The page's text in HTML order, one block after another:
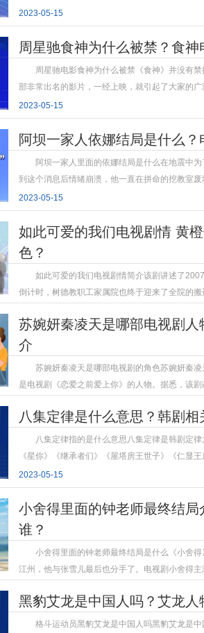
2023-05-15
周星驰食神为什么被禁？食
周星驰电影食神为什么被禁《食神》并没有
部非常出名的影片，一经上映，就引起了大家的广
2023-05-15
阿坝一家人依娜结局是什么
阿坝一家人里面的依娜结局是什么在地震中
到这个消息后情绪崩溃，他一直在拼命的挖教室废
2023-05-15
如此可爱的我们电视剧情 黄
色？
如此可爱的我们电视剧情简介该剧讲述了
倒计时，树德教职工家属院也终于迎来了全院的搬
苏婉妍秦凌天是哪部电视剧
介
苏婉妍秦凌天是哪部电视剧的角色苏婉妍秦
是电视剧《恋爱之前爱上你》的人物。据悉，该剧
八集定律是什么意思？韩剧相
八集定律指的是什么意思八集定律是韩剧定
《星你》《继承者们》《屋塔房王世子》《仁显王
2023-05-15
小舍得里面的钟老师最终结
谁？
小舍得里面的钟老师最终结局是什么《小舍
江州，他与张雪儿最后也分手了。电视剧小舍得主
黑豹艾龙是中国人吗？艾龙人
格斗运动员黑豹艾龙是中国人吗黑豹艾龙是